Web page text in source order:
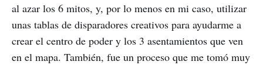
al azar los 6 mitos, y, por lo menos en mi caso, utilizar
unas tablas de disparadores creativos para ayudarme a
crear el centro de poder y los 3 asentamientos que ven
en el mapa. También, fue un proceso que me tomó muy